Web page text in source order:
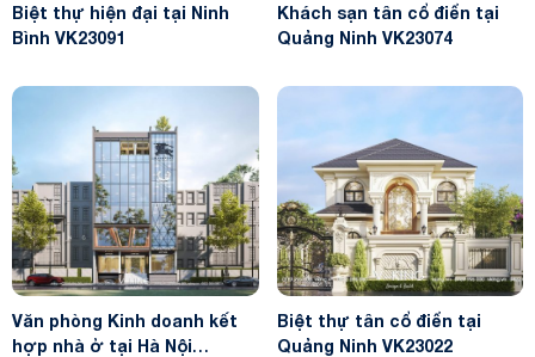
Biệt thự hiện đại tại Ninh
Bình VK23091
Khách sạn tân cổ điển tại
Quảng Ninh VK23074
Văn phòng Kinh doanh kết
hợp nhà ở tại Hà Nội
Biệt thự tân cổ điển tại
Quảng Ninh VK23022